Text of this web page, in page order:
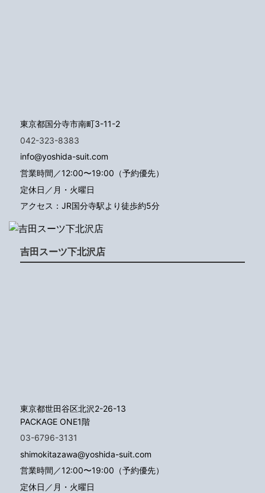
東京都国分寺市南町3-11-2
042-323-8383
info@yoshida-suit.com
営業時間／12:00〜19:00（予約優先）
定休日／月・火曜日
アクセス：JR国分寺駅より徒歩約5分
吉田スーツ下北沢店
東京都世田谷区北沢2-26-13
PACKAGE ONE1階
03-6796-3131
shimokitazawa@yoshida-suit.com
営業時間／12:00〜19:00（予約優先）
定休日／月・火曜日